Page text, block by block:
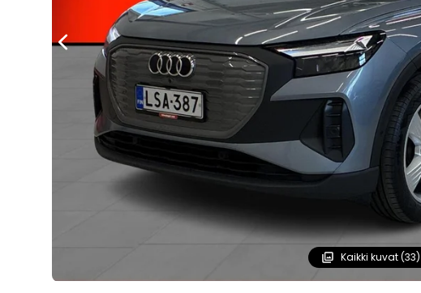
Kaikki kuvat (33)